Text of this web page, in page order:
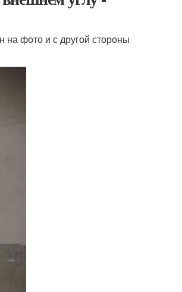
на фото и с другой стороны